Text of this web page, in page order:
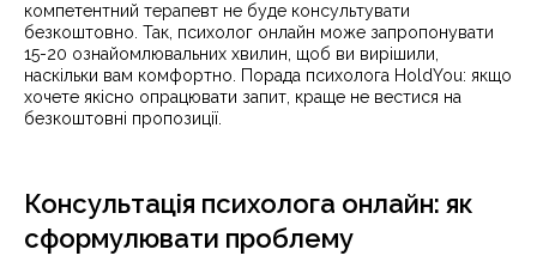
компетентний терапевт не буде консультувати
безкоштовно. Так, психолог онлайн може запропонувати
15-20 ознайомлювальних хвилин, щоб ви вирішили,
наскільки вам комфортно. Порада психолога HoldYou: якщо
хочете якісно опрацювати запит, краще не вестися на
безкоштовні пропозиції.
Консультація психолога онлайн: як
сформулювати проблему